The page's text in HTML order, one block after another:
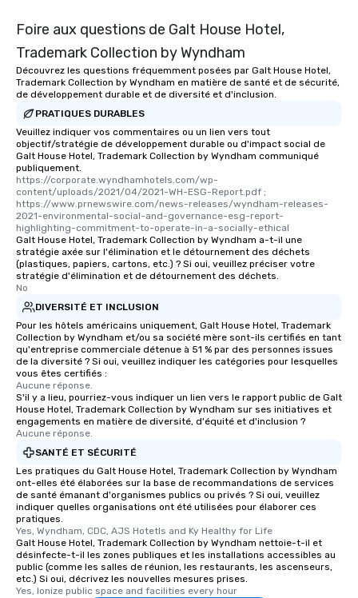
Foire aux questions de Galt House Hotel,
Trademark Collection by Wyndham
Découvrez les questions fréquemment posées par Galt House Hotel,
Trademark Collection by Wyndham en matière de santé et de sécurité,
de développement durable et de diversité et d'inclusion.
PRATIQUES DURABLES
Veuillez indiquer vos commentaires ou un lien vers tout
objectif/stratégie de développement durable ou d'impact social de
Galt House Hotel, Trademark Collection by Wyndham communiqué
publiquement.
https://corporate.wyndhamhotels.com/wp-
content/uploads/2021/04/2021-WH-ESG-Report.pdf ;
https://www.prnewswire.com/news-releases/wyndham-releases-
2021-environmental-social-and-governance-esg-report-
highlighting-commitment-to-operate-in-a-socially-ethical
Galt House Hotel, Trademark Collection by Wyndham a-t-il une
stratégie axée sur l'élimination et le détournement des déchets
(plastiques, papiers, cartons, etc.) ? Si oui, veuillez préciser votre
stratégie d'élimination et de détournement des déchets.
No
DIVERSITÉ ET INCLUSION
Pour les hôtels américains uniquement, Galt House Hotel, Trademark
Collection by Wyndham et/ou sa société mère sont-ils certifiés en tant
qu'entreprise commerciale détenue à 51 % par des personnes issues
de la diversité ? Si oui, veuillez indiquer les catégories pour lesquelles
vous êtes certifiés :
Aucune réponse.
S'il y a lieu, pourriez-vous indiquer un lien vers le rapport public de Galt
House Hotel, Trademark Collection by Wyndham sur ses initiatives et
engagements en matière de diversité, d'équité et d'inclusion ?
Aucune réponse.
SANTÉ ET SÉCURITÉ
Les pratiques du Galt House Hotel, Trademark Collection by Wyndham
ont-elles été élaborées sur la base de recommandations de services
de santé émanant d'organismes publics ou privés ? Si oui, veuillez
indiquer quelles organisations ont été utilisées pour élaborer ces
pratiques.
Yes, Wyndham, CDC, AJS Hotetls and Ky Healthy for Life
Galt House Hotel, Trademark Collection by Wyndham nettoie-t-il et
désinfecte-t-il les zones publiques et les installations accessibles au
public (comme les salles de réunion, les restaurants, les ascenseurs,
etc.) Si oui, décrivez les nouvelles mesures prises.
Yes, Ionize public space and facilities every hour